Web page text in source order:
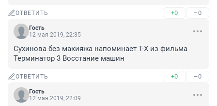
ОТВЕТИТЬ +0 –0
Гость
12 мая 2019, 22:35
Сухинова без макияжа напоминает T-X из фильма
Терминатор 3 Восстание машин
ОТВЕТИТЬ +0 –0
Гость
12 мая 2019, 22:09